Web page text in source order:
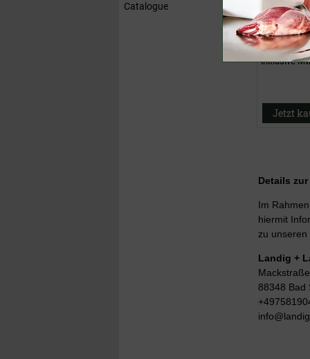
Catalogue
21,90 €
17,90 €
inklusive
Jetzt
Details
Im
hiermit
zu
Landig +
88348 Bad